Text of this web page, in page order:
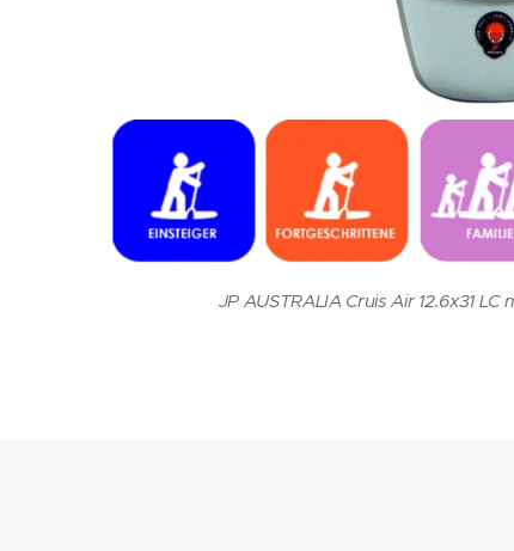
JP AUSTRALIA Cruis Air 12.6x31